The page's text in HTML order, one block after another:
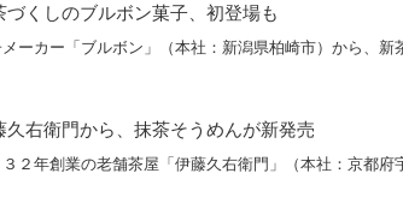
づくしのブルボン菓子、初登場も
ーカー「ブルボン」（本社：新潟県柏崎市）から、
久右衛門から、抹茶そうめんが新発売
３２年創業の老舗茶屋「伊藤久右衛門」（本社：京都